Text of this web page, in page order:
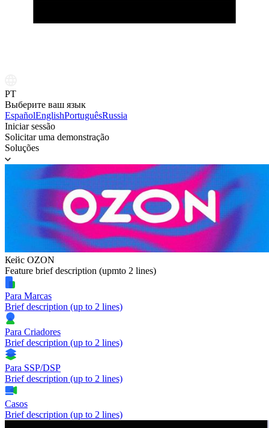
PT
Выберите ваш язык
EspañolEnglishPortuguêsRussia
Iniciar sessão
Solicitar uma demonstração
Soluções
Кейс OZON
Feature brief description (upmto 2 lines)
Para Marcas
Brief description (up to 2 lines)
Para Criadores
Brief description (up to 2 lines)
Para SSP/DSP
Brief description (up to 2 lines)
Casos
Brief description (up to 2 lines)